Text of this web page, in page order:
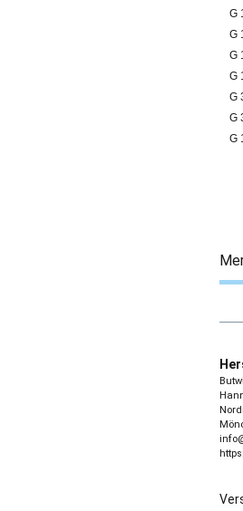
G
G
G
G
G
G
G